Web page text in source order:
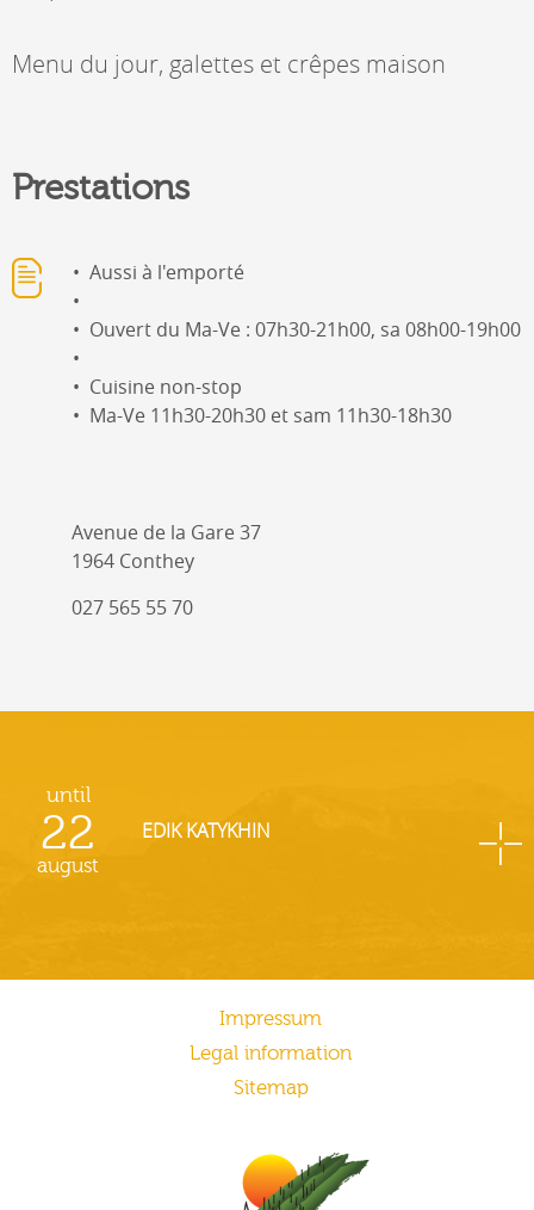
Menu du jour, galettes et crêpes maison
Prestations
Aussi à l'emporté
Ouvert du Ma-Ve : 07h30-21h00, sa 08h00-19h00
Cuisine non-stop
Ma-Ve 11h30-20h30 et sam 11h30-18h30
Avenue de la Gare 37
1964 Conthey
027 565 55 70
until
22
august
EDIK KATYKHIN
Impressum
Legal information
Sitemap